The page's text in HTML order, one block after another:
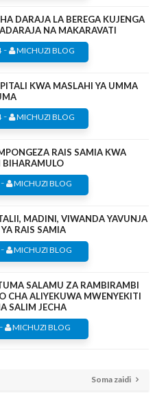
DARAJA LA BEREGA KUJENGA
NA MAKARAVATI
- MICHUZI BLOG
KWA MASLAHI YA UMMA
- MICHUZI BLOG
RAIS SAMIA KWA
BIHARAMULO
MICHUZI BLOG
MADINI, VIWANDA YAVUNJA
RAIS SAMIA
MICHUZI BLOG
SALAMU ZA RAMBIRAMBI
CHA ALIYEKUWA MWENYEKITI
SALIM JECHA
- MICHUZI BLOG
Soma zaidi